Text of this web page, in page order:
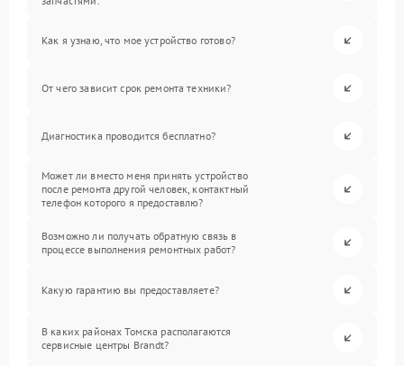
Как я узнаю, что мое устройство готово?
От чего зависит срок ремонта техники?
Диагностика проводится бесплатно?
Может ли вместо меня принять устройство
после ремонта другой человек, контактный
телефон которого я предоставлю?
Возможно ли получать обратную связь в
процессе выполнения ремонтных работ?
Какую гарантию вы предоставляете?
В каких районах Томска располагаются
сервисные центры Brandt?